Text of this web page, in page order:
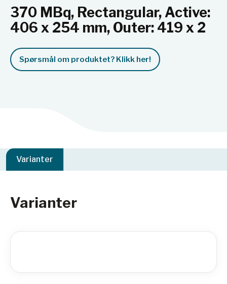
370 MBq, Rectangular, Active:
406 x 254 mm, Outer: 419 x 2
Spørsmål om produktet? Klikk her!
Varianter
Varianter